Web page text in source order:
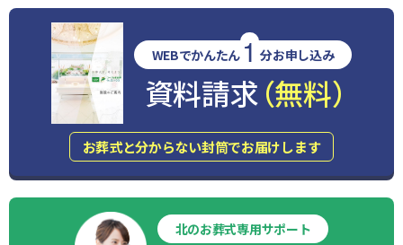
WEBでかんたん 1 分お申し込み
資料請求（無料）
お葬式と分からない封筒でお届けします
北のお葬式専用サポート